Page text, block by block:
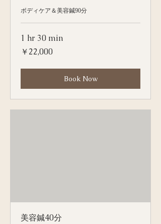
ボディケア＆美容鍼90分
1 hr 30 min
22,000
円
￥22,000
Book Now
美容鍼40分